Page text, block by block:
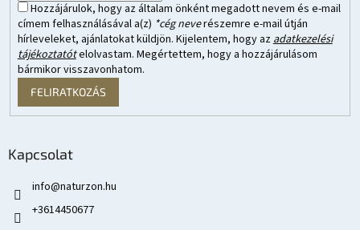
Hozzájárulok, hogy az általam önként megadott nevem és e-mail
címem felhasználásával a(z) *cég neverészemre e-mail útján
hírleveleket, ajánlatokat küldjön. Kijelentem, hogy azadatkezelési
tájékoztatótelolvastam. Megértettem, hogy a hozzájárulásom
bármikor visszavonhatom.
FELIRATKOZÁS
Kapcsolat
info@naturzon.hu
+3614450677